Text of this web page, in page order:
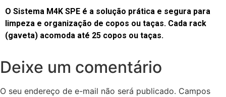
O Sistema M4K SPE é a solução prática e segura para
limpeza e organização de copos ou taças. Cada rack
(gaveta) acomoda até 25 copos ou taças.
Deixe um comentário
O seu endereço de e-mail não será publicado. Campos